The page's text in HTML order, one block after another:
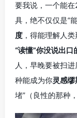
要我说，一个能
具，绝不仅仅是“
度 ，得能理解人
“读懂”你没说出口
人，早晚要被扫
种能成为你灵感缪
堵”（良性的那种